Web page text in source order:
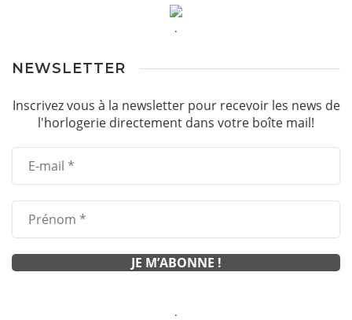
.
NEWSLETTER
Inscrivez vous à la newsletter pour recevoir les news de
l'horlogerie directement dans votre boîte mail!
.